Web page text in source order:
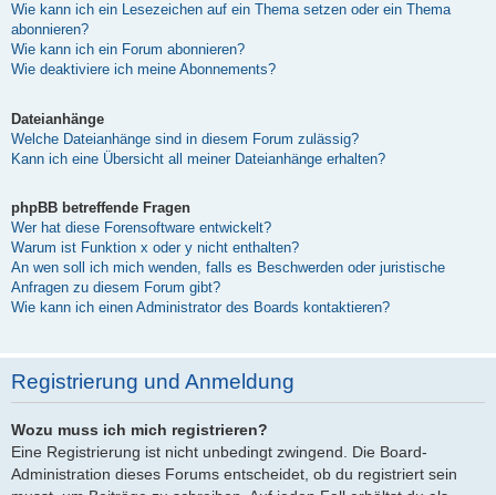
Wie kann ich ein Lesezeichen auf ein Thema setzen oder ein Thema
abonnieren?
Wie kann ich ein Forum abonnieren?
Wie deaktiviere ich meine Abonnements?
Dateianhänge
Welche Dateianhänge sind in diesem Forum zulässig?
Kann ich eine Übersicht all meiner Dateianhänge erhalten?
phpBB betreffende Fragen
Wer hat diese Forensoftware entwickelt?
Warum ist Funktion x oder y nicht enthalten?
An wen soll ich mich wenden, falls es Beschwerden oder juristische
Anfragen zu diesem Forum gibt?
Wie kann ich einen Administrator des Boards kontaktieren?
Registrierung und Anmeldung
Wozu muss ich mich registrieren?
Eine Registrierung ist nicht unbedingt zwingend. Die Board-
Administration dieses Forums entscheidet, ob du registriert sein